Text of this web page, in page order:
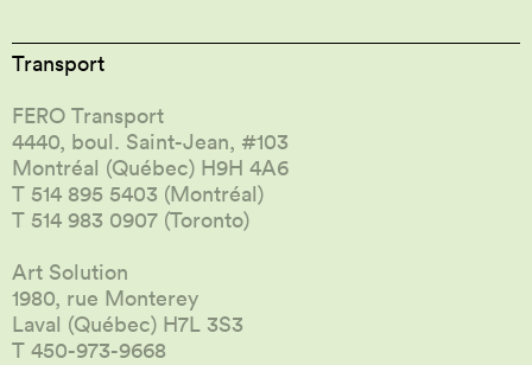
Transport
FERO Transport
4440, boul. Saint-Jean, #103
Montréal (Québec) H9H 4A6
T 514 895 5403 (Montréal)
T 514 983 0907 (Toronto)
Art Solution
1980, rue Monterey
Laval (Québec) H7L 3S3
T 450-973-9668